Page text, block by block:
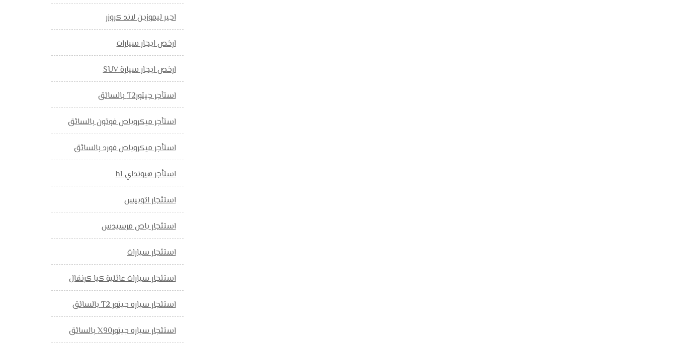
اجير ليموزين لاند كروزر
ارخص ايجار سيارات
ارخص ايجار سيارة SUV
استأجر جيتورT2 بالسائق
استأجر ميكروباص فوتون بالسائق
استأجر ميكروباص فورد بالسائق
استأجر هيونداي h1
استئجار اتوبيس
استئجار باص مرسيدس
استئجار سيارات
استئجار سيارات عائلية كيا كرنفال
استئجار سياره جيتور T2 بالسائق
استئجار سياره جيتورX90 بالسائق